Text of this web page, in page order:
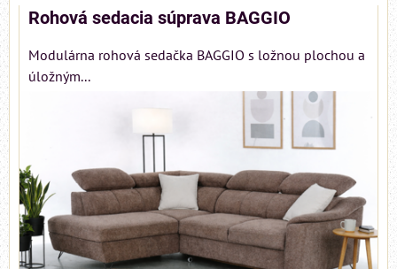
Rohová sedacia súprava BAGGIO
Modulárna rohová sedačka BAGGIO s ložnou plochou a
úložným...